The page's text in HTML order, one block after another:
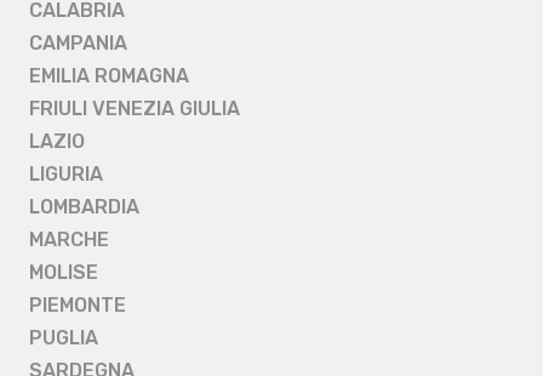
CALABRIA
CAMPANIA
EMILIA ROMAGNA
FRIULI VENEZIA GIULIA
LAZIO
LIGURIA
LOMBARDIA
MARCHE
MOLISE
PIEMONTE
PUGLIA
SARDEGNA